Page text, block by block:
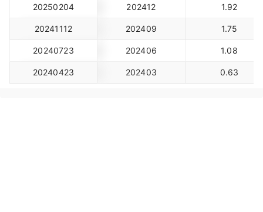
20250204 202412 1.92
20241112 202409 1.75
20240723 202406 1.08
20240423 202403 0.63